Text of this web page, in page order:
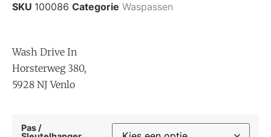
SKU 100086 Categorie Waspassen
Wash Drive In
Horsterweg 380,
5928 NJ Venlo
Pas /